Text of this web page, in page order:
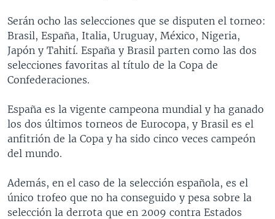
Serán ocho las selecciones que se disputen el torneo:
Brasil, España, Italia, Uruguay, México, Nigeria,
Japón y Tahití. España y Brasil parten como las dos
selecciones favoritas al título de la Copa de
Confederaciones.
España es la vigente campeona mundial y ha ganado
los dos últimos torneos de Eurocopa, y Brasil es el
anfitrión de la Copa y ha sido cinco veces campeón
del mundo.
Además, en el caso de la selección española, es el
único trofeo que no ha conseguido y pesa sobre la
selección la derrota que en 2009 contra Estados